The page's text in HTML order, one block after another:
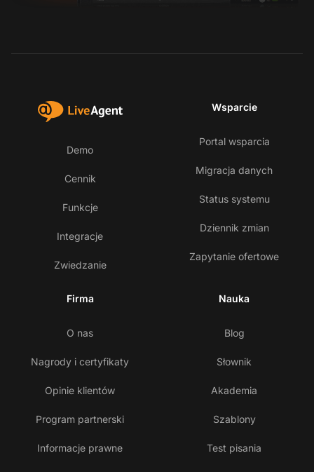
Demo
Cennik
Funkcje
Integracje
Zwiedzanie
Wsparcie
Portal wsparcia
Migracja danych
Status systemu
Dziennik zmian
Zapytanie ofertowe
Firma
O nas
Nagrody i certyfikaty
Opinie klientów
Program partnerski
Informacje prawne
Nauka
Blog
Słownik
Akademia
Szablony
Test pisania